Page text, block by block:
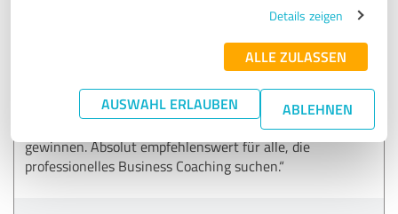
Details zeigen
ALLE ZULASSEN
AUSWAHL ERLAUBEN ABLEHNEN
Empfehlung
„Björn Tantau ist ein erfahrener Online-Marketing Coach,
der komplexe Strategien leicht verständlich erklärt. Durch
seine praxisnahen Tipps konnte ich meine Social-Media-
Reichweite steigern und mehr qualifizierte Kunden
gewinnen. Absolut empfehlenswert für alle, die
professionelles Business Coaching suchen.“